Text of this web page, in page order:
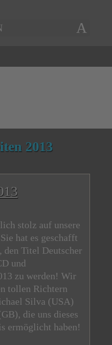
2013
stolz auf unsere
hat es geschafft
Titel Deutscher
und
zu werden! Wir
tollen Richtern
Silva (USA)
die uns dieses
ermöglicht haben!